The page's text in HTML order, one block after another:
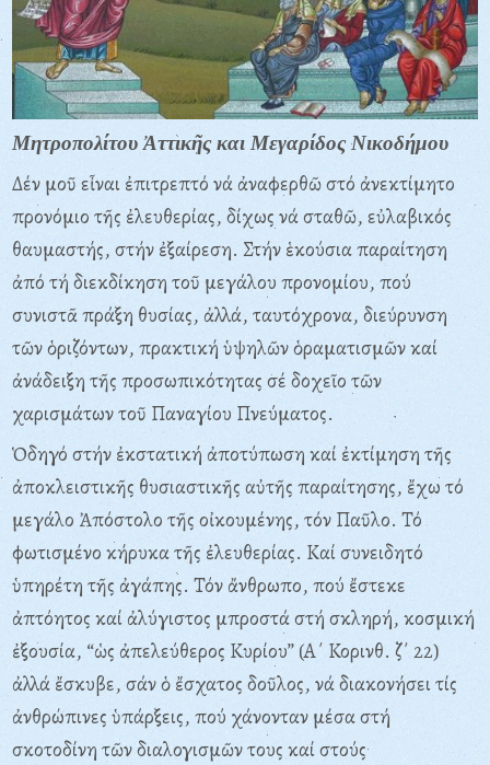
Μητροπολίτου Ἀττικῆς και Μεγαρίδος Νικοδήμου
Δέν μοῦ εἶναι ἐπιτρεπτό νά ἀναφερθῶ στό ἀνεκτίμητο
προνόμιο τῆς ἐλευθερίας, δίχως νά σταθῶ, εὐλαβικός
θαυμαστής, στήν ἐξαίρεση. Στήν ἑκούσια παραίτηση
ἀπό τή διεκδίκηση τοῦ μεγάλου προνομίου, πού
συνιστᾶ πράξη θυσίας, ἀλλά, ταυτόχρονα, διεύρυνση
τῶν ὁριζόντων, πρακτική ὑψηλῶν ὁραματισμῶν καί
ἀνάδειξη τῆς προσωπικότητας σέ δοχεῖο τῶν
χαρισμάτων τοῦ Παναγίου Πνεύματος.
Ὁδηγό στήν ἐκστατική ἀποτύπωση καί ἐκτίμηση τῆς
ἀποκλειστικῆς θυσιαστικῆς αὐτῆς παραίτησης, ἔχω τό
μεγάλο Ἀπόστολο τῆς οἰκουμένης, τόν Παῦλο. Τό
φωτισμένο κήρυκα τῆς ἐλευθερίας. Καί συνειδητό
ὑπηρέτη τῆς ἀγάπης. Τόν ἄνθρωπο, πού ἔστεκε
ἀπτόητος καί ἀλύγιστος μπροστά στή σκληρή, κοσμική
ἐξουσία, “ὡς ἀπελεύθερος Κυρίου” (Α΄ Κορινθ. ζ΄ 22)
ἀλλά ἔσκυβε, σάν ὁ ἔσχατος δοῦλος, νά διακονήσει τίς
ἀνθρώπινες ὑπάρξεις, πού χάνονταν μέσα στή
σκοτοδίνη τῶν διαλογισμῶν τους καί στούς